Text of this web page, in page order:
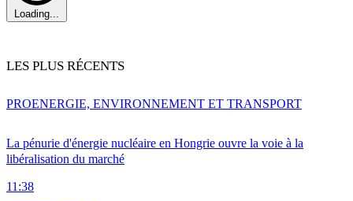
Loading...
LES PLUS RÉCENTS
La pénurie d'énergie nucléaire en Hongrie ouvre la voie à la
libéralisation du marché
11:38
PROENERGIE, ENVIRONNEMENT ET TRANSPORT